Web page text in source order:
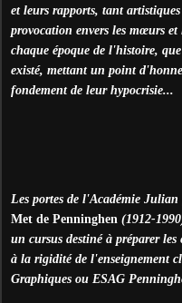
et leurs rapports, tant
provocation envers les mœurs
chaque époque de l'histoire,
existé, mettant un point
fondement de leur hypocrisie...
Les portes de l'Académie
Met de Penninghen (1912-
un cursus destiné à préparer les
à la rigidité de l'enseignement
Graphiques ou ESAG